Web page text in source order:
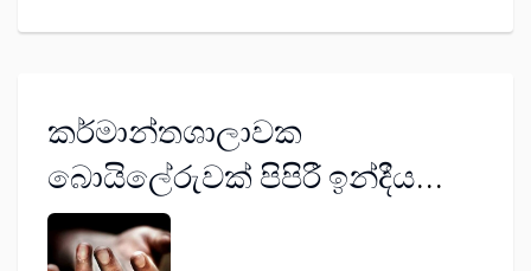
කර්මාන්තශාලාවක
බොයිලේරුවක් පිපිරී ඉන්දීය
කම්කරුවෙක් මරුට